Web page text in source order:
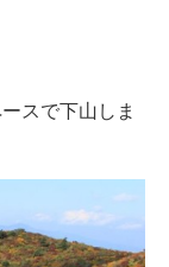
スで下山しま